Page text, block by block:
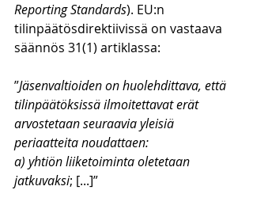
Reporting Standards). EU:n
tilinpäätösdirektiivissä on vastaava
säännös 31(1) artiklassa:
”Jäsenvaltioiden on huolehdittava, että
tilinpäätöksissä ilmoitettavat erät
arvostetaan seuraavia yleisiä
periaatteita noudattaen:
a) yhtiön liiketoiminta oletetaan
jatkuvaksi; [...]”